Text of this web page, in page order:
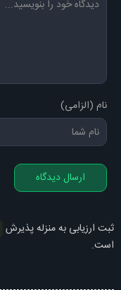
نام (الزامی)
ارسال دیدگاه
ثبت ارزیابی به منزله پذیرش
است.